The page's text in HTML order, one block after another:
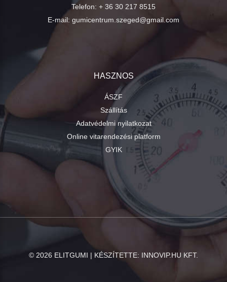
Telefon: + 36 30 217 8515
E-mail: gumicentrum.szeged@gmail.com
HASZNOS
ÁSZF
Szállítás
Adatvédelmi nyilatkozat
Online vitarendezési platform
GYIK
© 2026 ELITGUMI | KÉSZÍTETTE: INNOVIP.HU KFT.